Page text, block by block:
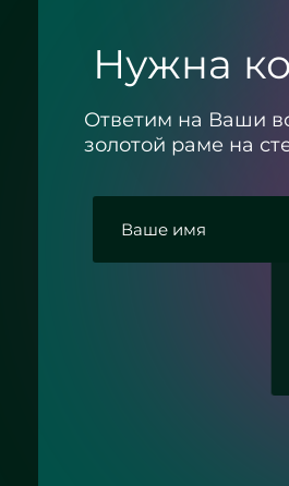
Нужна
Ответим на Ваши
золотой раме на